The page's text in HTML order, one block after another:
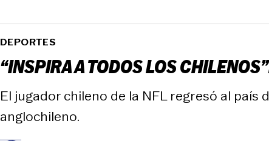
DEPORTES
“INSPIRA A TODOS LOS
El jugador chileno de la NFL regresó al
anglochileno.